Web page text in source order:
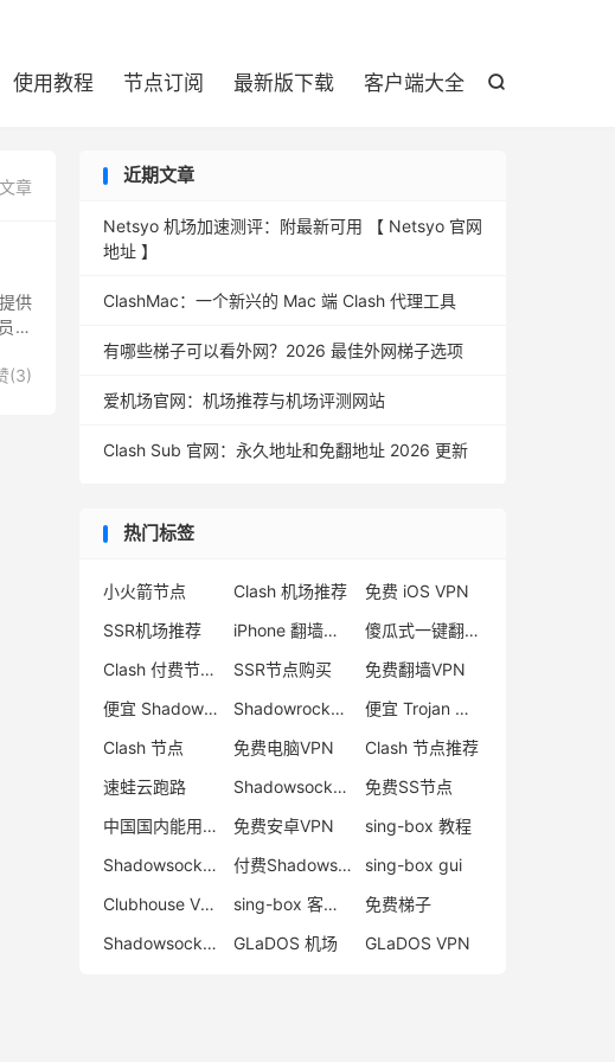

使用教程 节点订阅 最新版下载 客户端大全
章
供
。
(3)
近期文章
Netsyo 机场加速测评：附最新可用 【 Netsyo 官网
地址 】
ClashMac：一个新兴的 Mac 端 Clash 代理工具
有哪些梯子可以看外网？2026 最佳外网梯子选项
爱机场官网：机场推荐与机场评测网站
Clash Sub 官网：永久地址和免翻地址 2026 更新
热门标签
小火箭节点 Clash 机场推荐
免费 iOS VPN
SSR机场推荐
iPhone 翻墙代理软件
傻瓜式一键翻墙VPN客户端
Clash 付费节点购买
SSR节点购买
免费翻墙VPN
便宜 Shadowsocks 购买
Shadowrocket 地址
便宜 Trojan 购买
Clash 节点
免费电脑VPN
Clash 节点推荐
速蛙云跑路
Shadowsocks 付费节点
免费SS节点
中国国内能用的翻墙VPN推荐
免费安卓VPN
sing-box 教程
Shadowsocks 节点哪里买
付费Shadowsocks推荐
sing-box gui
Clubhouse VPN
sing-box 客户端配置
免费梯子
Shadowsocks 服务器
GLaDOS 机场 GLaDOS VPN